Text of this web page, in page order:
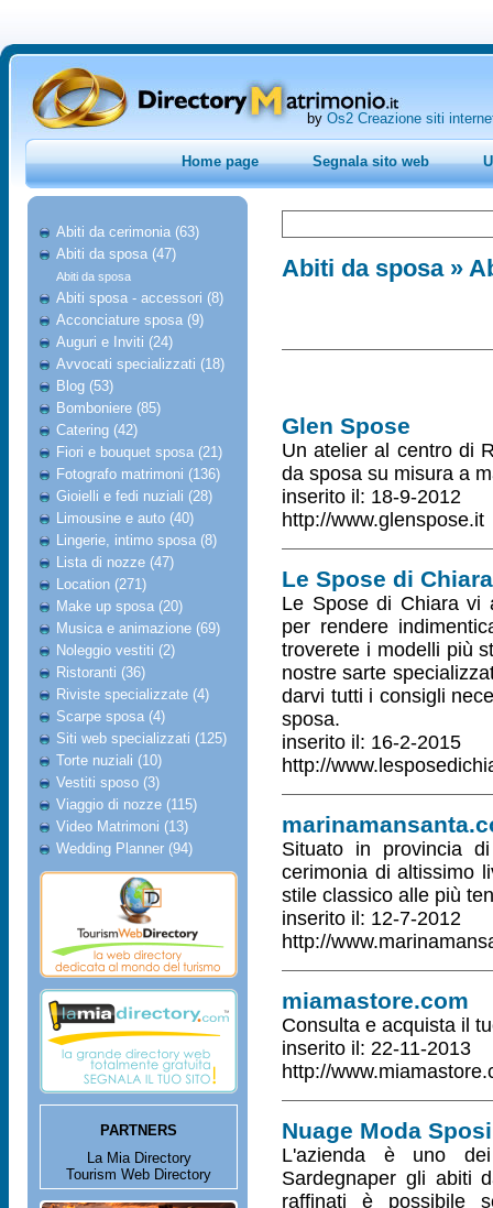
by Os2 Creazione siti
Home page Segnala sito web
Abiti da cerimonia (63)
Abiti da sposa (47)
Abiti da sposa
Abiti sposa - accessori (8)
Acconciature sposa (9)
Auguri e Inviti (24)
Avvocati specializzati (18)
Blog (53)
Bomboniere (85)
Catering (42)
Fiori e bouquet sposa (21)
Fotografo matrimoni (136)
Gioielli e fedi nuziali (28)
Limousine e auto (40)
Lingerie, intimo sposa (8)
Lista di nozze (47)
Location (271)
Make up sposa (20)
Musica e animazione (69)
Noleggio vestiti (2)
Ristoranti (36)
Riviste specializzate (4)
Scarpe sposa (4)
Siti web specializzati (125)
Torte nuziali (10)
Vestiti sposo (3)
Viaggio di nozze (115)
Video Matrimoni (13)
Wedding Planner (94)
PARTNERS
La Mia Directory
Tourism Web Directory
Abiti da sposa»
Glen Spose
Un atelier al centro di
da sposa su misura a
inserito il: 18-9-2012
http://www.glenspose.it
Le Spose di
Le Spose di Chiara vi
per rendere
troverete i modelli più
nostre sarte
darvi tutti i consigli
sposa.
inserito il: 16-2-2015
http://
Situato in provincia
cerimonia di altissimo
stile classico alle più
inserito il: 12-7-2012
http://
miamastore.com
Consulta e acquista il
inserito il: 22-11-2013
http://
Nuage Moda Sposi
L'azienda è uno
Sardegnaper gli abiti
raffinati è possibile